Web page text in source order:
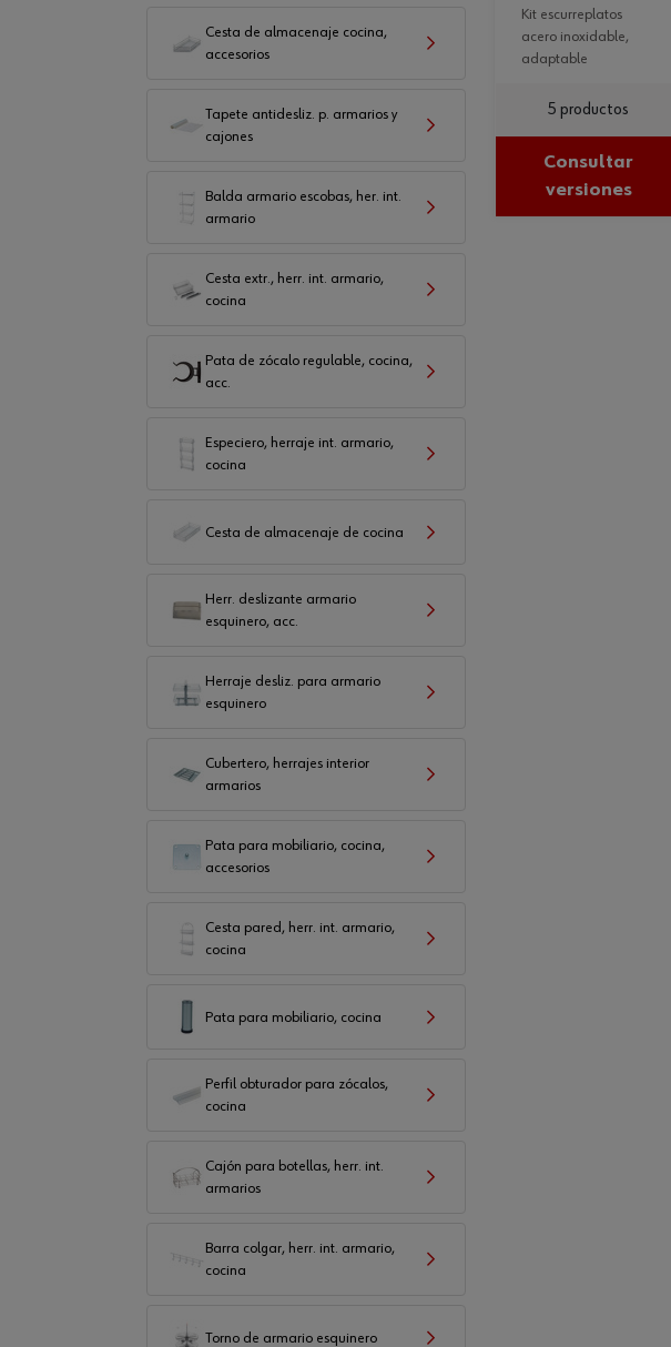
kit escurreplatos
acero inoxidable,
adaptable
5 productos
Consultar
versiones
Cesta de almacenaje cocina,
accesorios
Tapete antidesliz. p. armarios y
cajones
Balda armario escobas, her. int.
armario
Cesta extr., herr. int. armario,
cocina
Pata de zócalo regulable, cocina,
acc.
Especiero, herraje int. armario,
cocina
Cesta de almacenaje de cocina
Herr. deslizante armario
esquinero, acc.
Herraje desliz. para armario
esquinero
Cubertero, herrajes interior
armarios
Pata para mobiliario, cocina,
accesorios
Cesta pared, herr. int. armario,
cocina
Pata para mobiliario, cocina
Perfil obturador para zócalos,
cocina
Cajón para botellas, herr. int.
armarios
Barra colgar, herr. int. armario,
cocina
Torno de armario esquinero